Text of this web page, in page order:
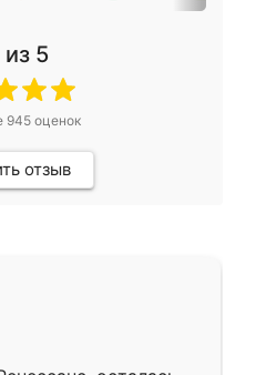
из 5
945оценок
отзыв